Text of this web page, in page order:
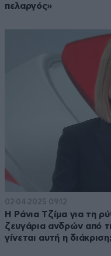
πελαργός»
02·04·2025 09:12
Η Ράνια Τζίμα για τη
ζευγάρια ανδρών από
γίνεται αυτή η διάκριση;